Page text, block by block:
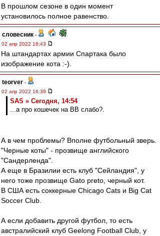
В прошлом сезоне в один момент
установилось полное равенство.
словесник -
02 апр 2022 16:43
На штандартах армии Спартака было
изображение кота :-).
teorver -
02 апр 2022 16:39
SAS » Сегодня, 14:54
...а про кошечек на ВВ слабо?.
А в чем проблемы? Вполне футбольный зверь.
"Черные коты" - прозвище английского
"Сандерленда".
А еще в Бразилии есть клуб "Сейландия", у
него тоже прозвище Gato preto, черный кот.
В США есть соккерные Chicago Cats и Big Cat
Soccer Club.
А если добавить другой футбол, то есть
австралийский клуб Geelong Football Club, у